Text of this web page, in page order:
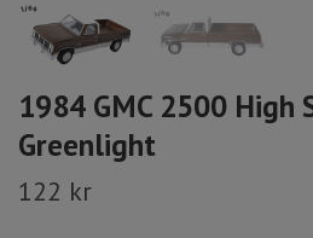
1984 GMC 2500 High
Greenlight
122 kr